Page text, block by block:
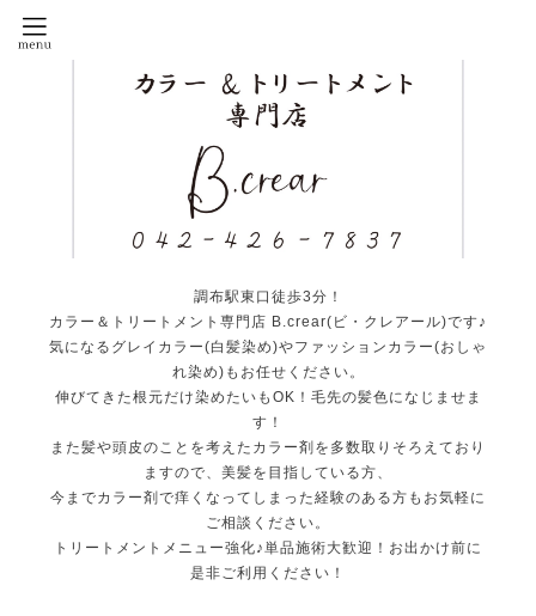
調布駅東口徒歩3分！
カラー＆トリートメント専門店 B.crear(ビ・クレアール)です♪
気になるグレイカラー(白髪染め)やファッションカラー(おしゃ
れ染め)もお任せください。
伸びてきた根元だけ染めたいもOK！毛先の髪色になじませま
す！
また髪や頭皮のことを考えたカラー剤を多数取りそろえており
ますので、美髪を目指している方、
今までカラー剤で痒くなってしまった経験のある方もお気軽に
ご相談ください。
トリートメントメニュー強化♪単品施術大歓迎！お出かけ前に
是非ご利用ください！